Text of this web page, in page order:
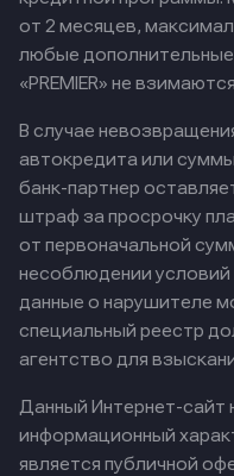
от 2 месяцев,
любые
«PREMIER» не
В случае
автокредита или
банк-партнер
штраф за просрочку
от первоначальной
несоблюдении
данные о нарушителе
специальный реестр
агентство для
Данный Интернет-сайт
информационный
является публичной